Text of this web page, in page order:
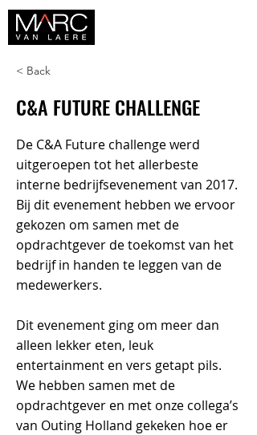
< Back
C&A FUTURE CHALLENGE
De C&A Future challenge werd
uitgeroepen tot het allerbeste
interne bedrijfsevenement van 2017.
Bij dit evenement hebben we ervoor
gekozen om samen met de
opdrachtgever de toekomst van het
bedrijf in handen te leggen van de
medewerkers.
Dit evenement ging om meer dan
alleen lekker eten, leuk
entertainment en vers getapt pils.
We hebben samen met de
opdrachtgever en met onze collega’s
van Outing Holland gekeken hoe er